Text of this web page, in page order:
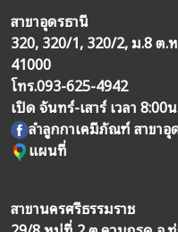
สาขาอุดรธานี
320, 320/1, 320/2, ม.8 ต.
41000
โทร.093-625-4942
เปิด จันทร์-เสาร์ เวลา 8:00
ลำลูกกาเคมีภัณฑ์ สาขาอุ
แผนที่
สาขานครศรีธรรมราช